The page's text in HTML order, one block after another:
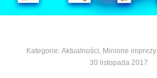
Kategorie: Aktualności Minione imprezy
30 listopada 2017